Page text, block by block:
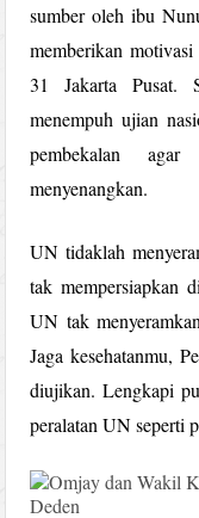
sumber oleh ibu
memberikan
31 Jakarta Pusat.
menempuh ujian
pembekalan
menyenangkan.
UN tidaklah
tak mempersiapkan
UN tak
Jaga kesehatanmu,
diujikan. Lengkapi
peralatan UN seperti